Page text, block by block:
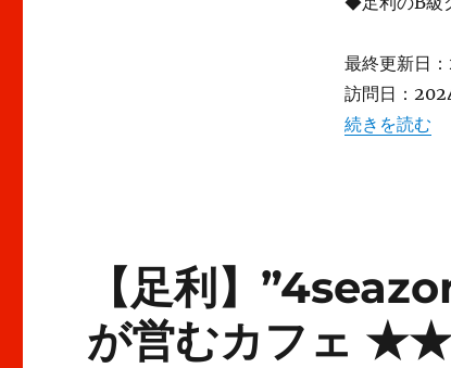
最終更新日
訪問日：
“【足利】”
続きを読む
【足利】
が営むカフェ